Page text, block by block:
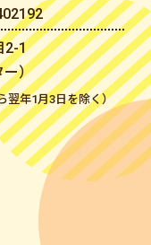
2-1
ー）
翌年1月3日を除く）